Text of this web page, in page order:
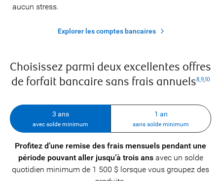
aucun stress.
Explorer les comptes bancaires
Choisissez parmi deux excellentes offres
de forfait bancaire sans frais annuels8,9,10
3 ans
avec solde minimum
1 an
sans solde minimum
Profitez d’une remise des frais mensuels pendant une
période pouvant aller jusqu’à trois ansavec un solde
quotidien minimum de 1 500 $ lorsque vous groupez des